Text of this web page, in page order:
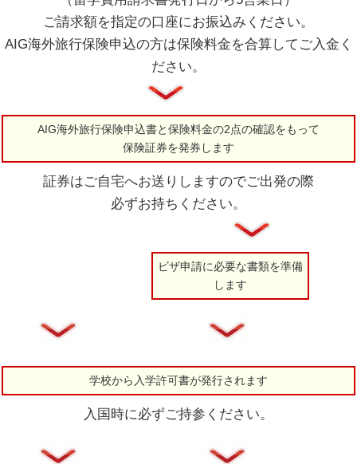
ご請求額を指定の口座にお振込みください。
AIG海外旅行保険申込の方は保険料金を合算してご入金く
ださい。
AIG海外旅行保険申込書と保険料金の2点の確認をもって
保険証券を発券します
証券はご自宅へお送りしますのでご出発の際
必ずお持ちください。
ビザ申請に必要な書類を準備
します
学校から入学許可書が発行されます
入国時に必ずご持参ください。